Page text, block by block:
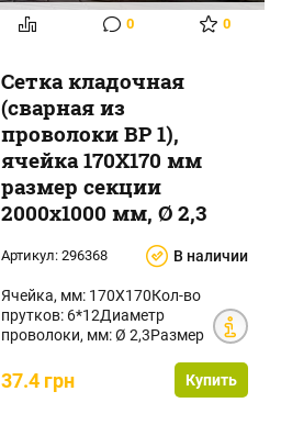
0 0
Сетка кладочная
(сварная из
проволоки ВР 1),
ячейка 170Х170 мм
размер секции
2000х1000 мм, Ø 2,3
Артикул:296368 В наличии
Ячейка, мм: 170Х170Кол-во
прутков: 6*12Диаметр
проволоки, мм: Ø 2,3Размер
37.4 грн Купить